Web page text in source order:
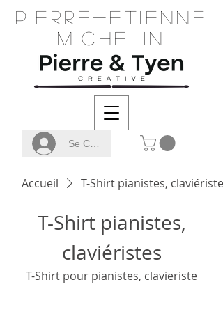
Pierre-Etienne
Michelin
Se Connecter
Accueil T-Shirt pianistes, claviéristes
T-Shirt pianistes,
claviéristes
T-Shirt pour pianistes, clavieriste